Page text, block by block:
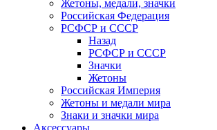
Жетоны, медали, значки
Российская Федерация
РСФСР и СССР
Назад
РСФСР и СССР
Значки
Жетоны
Российская Империя
Жетоны и медали мира
Знаки и значки мира
Аксессуары